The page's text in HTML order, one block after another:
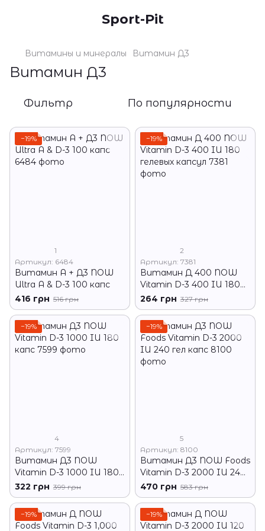
Sport-Pit
Витамины и минералы Витамин Д3
Витамин Д3
Фильтр По популярности
−19%
1
Артикул: 6484
Витамин А + Д3 NOW
Ultra A & D-3 100 капс
416 грн 516 грн
−19%
2
Артикул: 7381
Витамин Д 400 NOW
Vitamin D-3 400 IU 180
гелевых капсул
264 грн 327 грн
−19%
4
Артикул: 7599
Витамин Д3 NOW
Vitamin D-3 1000 IU 180
капс
322 грн 399 грн
−19%
5
Артикул: 8100
Витамин Д3 NOW Foods
Vitamin D-3 2000 IU 240
гел капс
470 грн 583 грн
−19% −19%